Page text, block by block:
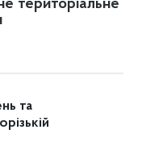
територіальне
та